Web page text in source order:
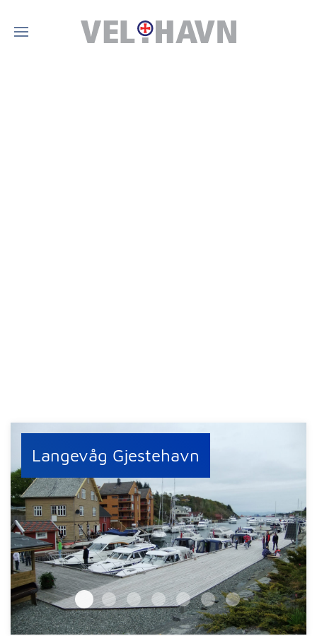
Langevåg Gjestehavn